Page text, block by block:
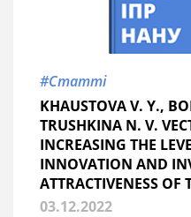
#Статті
KHAUSTOVA V. Y.,
TRUSHKINA N. V.
INCREASING THE
INNOVATION AND
ATTRACTIVENESS OF
AND LOGISTICS
03.12.2022